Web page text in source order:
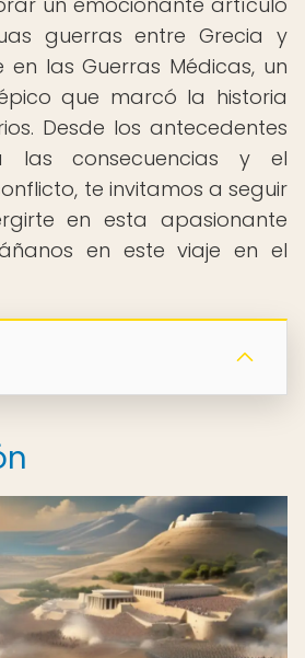
guerras entre Grecia y
en las Guerras Médicas, un
que marcó la historia
Desde los antecedentes
las consecuencias y el
te invitamos a seguir
en esta apasionante
en este viaje en el